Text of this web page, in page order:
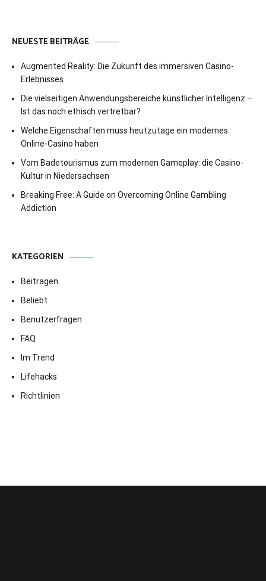
NEUESTE BEITRÄGE
Augmented Reality: Die Zukunft des immersiven Casino-
Erlebnisses
Die vielseitigen Anwendungsbereiche künstlicher Intelligenz –
Ist das noch ethisch vertretbar?
Welche Eigenschaften muss heutzutage ein modernes
Online-Casino haben
Vom Badetourismus zum modernen Gameplay: die Casino-
Kultur in Niedersachsen
Breaking Free: A Guide on Overcoming Online Gambling
Addiction
KATEGORIEN
Beitragen
Beliebt
Benutzerfragen
FAQ
Im Trend
Lifehacks
Richtlinien